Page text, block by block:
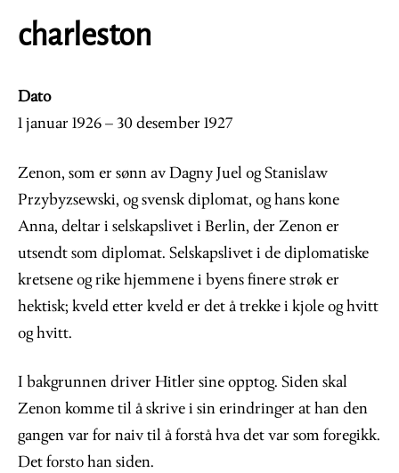
charleston
Dato
1 januar 1926 – 30 desember 1927
Zenon, som er sønn av Dagny Juel og Stanislaw
Przybyzsewski, og svensk diplomat, og hans kone
Anna, deltar i selskapslivet i Berlin, der Zenon er
utsendt som diplomat. Selskapslivet i de diplomatiske
kretsene og rike hjemmene i byens finere strøk er
hektisk; kveld etter kveld er det å trekke i kjole og hvitt
og hvitt.
I bakgrunnen driver Hitler sine opptog. Siden skal
Zenon komme til å skrive i sin erindringer at han den
gangen var for naiv til å forstå hva det var som foregikk.
Det forsto han siden.